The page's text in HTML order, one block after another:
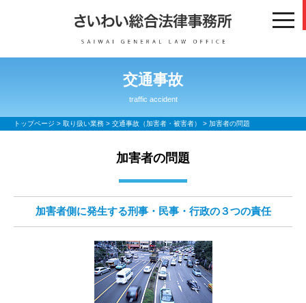
toggle
交通事故
traffic accident
トップページ > 取り扱い業務 > 交通事故（加害者・被害者） > 加害者の問題
加害者の問題
加害者側に発生する刑事・民事・行政の３つの責任